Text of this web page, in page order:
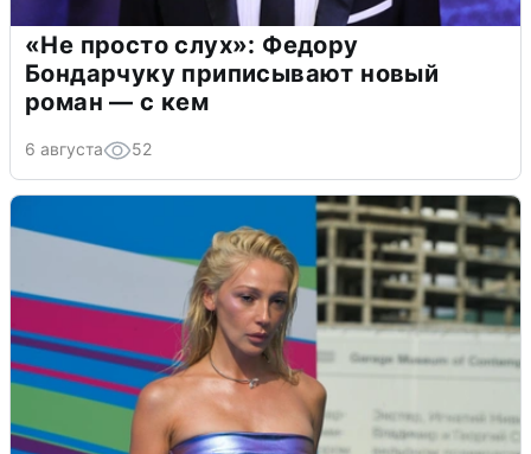
«Не просто слух»: Федору
Бондарчуку приписывают новый
роман — с кем
6 августа 52